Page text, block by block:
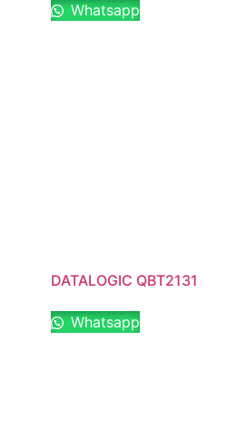
Whatsapp
DATALOGIC QBT2131
Whatsapp